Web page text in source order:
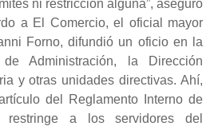
ni restricción alguna”, aseguró
a El Comercio, el oficial mayor
Forno, difundió un oficio en la
Administración, la Dirección
y otras unidades directivas. Ahí,
del Reglamento Interno de
restringe a los servidores del